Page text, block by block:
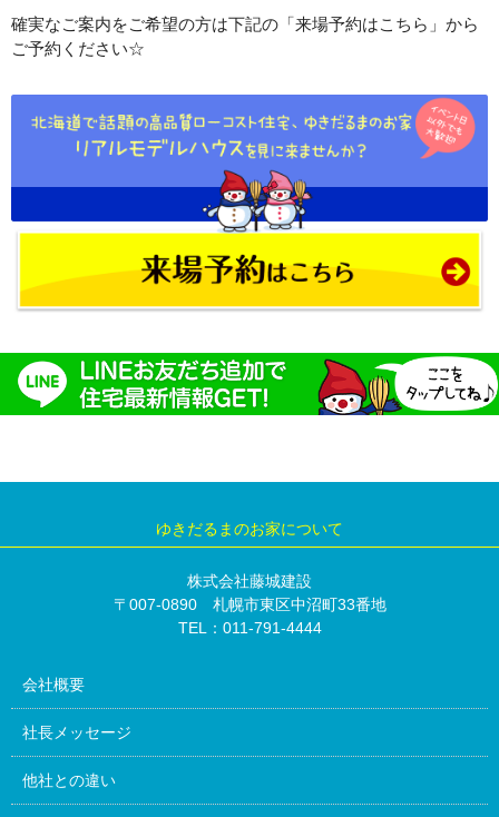
確実なご案内をご希望の方は下記の「来場予約はこちら」から
ご予約ください☆
ゆきだるまのお家について
株式会社藤城建設
〒007-0890 札幌市東区中沼町33番地
TEL：011-791-4444
会社概要
社長メッセージ
他社との違い